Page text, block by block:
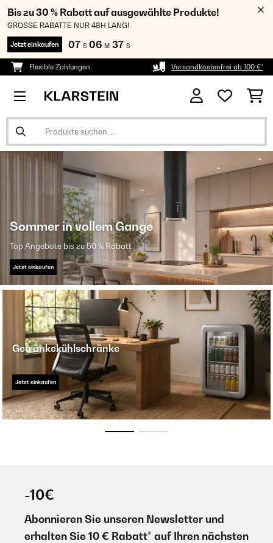
Bis zu 30 % Rabatt auf ausgewählte Produkte!
GROSSE RABATTE NUR 48H LANG!
Jetzt einkaufen 07 S 06 M 36 S
Flexible Zahlungen Versandkostenfrei ab 100 €*
Sommer in vollem Gange
Top Angebote bis zu 50 % Rabatt
Jetzt einkaufen
Getränkekühlschränke
Jetzt einkaufen
-10€
Abonnieren Sie unseren Newsletter und
erhalten Sie 10 € Rabatt* auf Ihren nächsten